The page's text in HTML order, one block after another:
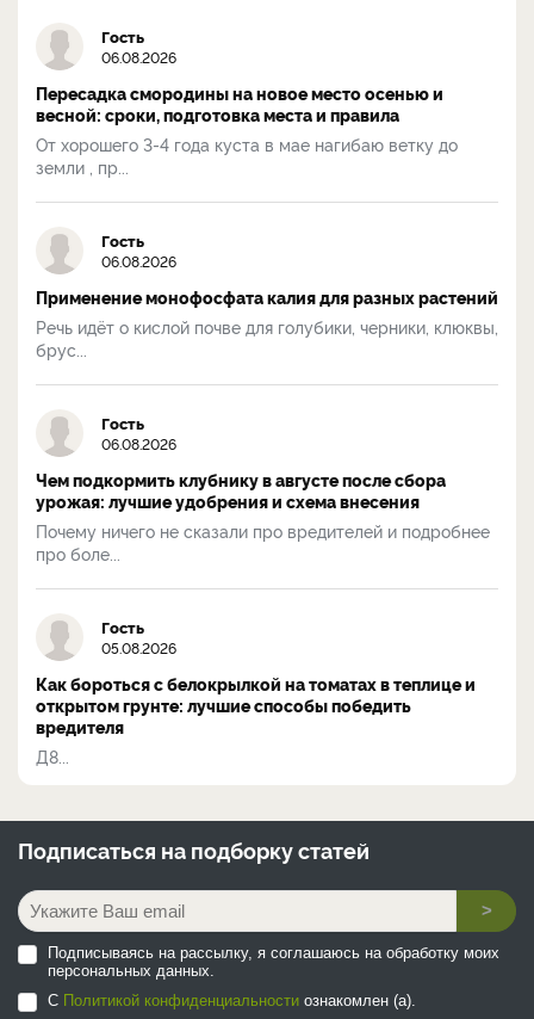
Гость
06.08.2026
Пересадка смородины на новое место осенью и
весной: сроки, подготовка места и правила
От хорошего 3-4 года куста в мае нагибаю ветку до
земли , пр...
Гость
06.08.2026
Применение монофосфата калия для разных растений
Речь идёт о кислой почве для голубики, черники, клюквы,
брус...
Гость
06.08.2026
Чем подкормить клубнику в августе после сбора
урожая: лучшие удобрения и схема внесения
Почему ничего не сказали про вредителей и подробнее
про боле...
Гость
05.08.2026
Как бороться с белокрылкой на томатах в теплице и
открытом грунте: лучшие способы победить
вредителя
Д8...
Подписаться на подборку статей
>
Подписываясь на рассылку, я соглашаюсь на обработку моих
персональных данных.
С Политикой конфиденциальности ознакомлен (а).